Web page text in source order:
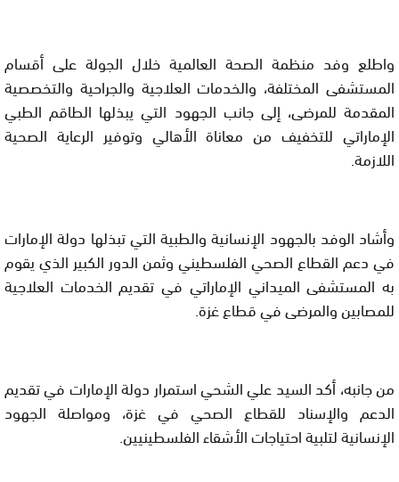
واطلع وفد منظمة الصحة العالمية خلال الجولة على أقسام
المستشفى المختلفة، والخدمات العلاجية والجراحية والتخصصية
المقدمة للمرضى، إلى جانب الجهود التي يبذلها الطاقم الطبي
الإماراتي للتخفيف من معاناة الأهالي وتوفير الرعاية الصحية
اللازمة.
وأشاد الوفد بالجهود الإنسانية والطبية التي تبذلها دولة الإمارات
في دعم القطاع الصحي الفلسطيني وثمن الدور الكبير الذي يقوم
به المستشفى الميداني الإماراتي في تقديم الخدمات العلاجية
للمصابين والمرضى في قطاع غزة.
من جانبه، أكد السيد علي الشحي استمرار دولة الإمارات في تقديم
الدعم والإسناد للقطاع الصحي في غزة، ومواصلة الجهود
الإنسانية لتلبية احتياجات الأشقاء الفلسطينيين.